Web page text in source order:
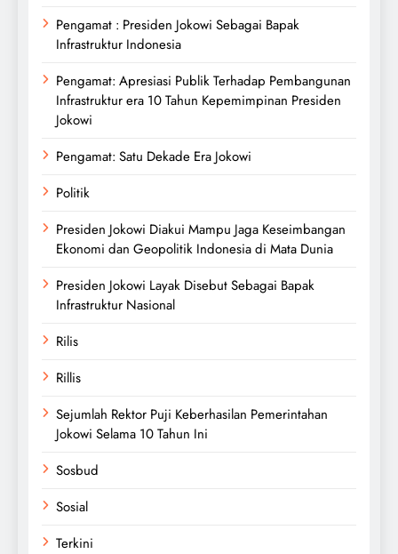
Pengamat : Presiden Jokowi Sebagai Bapak
Infrastruktur Indonesia
Pengamat: Apresiasi Publik Terhadap Pembangunan
Infrastruktur era 10 Tahun Kepemimpinan Presiden
Jokowi
Pengamat: Satu Dekade Era Jokowi
Politik
Presiden Jokowi Diakui Mampu Jaga Keseimbangan
Ekonomi dan Geopolitik Indonesia di Mata Dunia
Presiden Jokowi Layak Disebut Sebagai Bapak
Infrastruktur Nasional
Rilis
Rillis
Sejumlah Rektor Puji Keberhasilan Pemerintahan
Jokowi Selama 10 Tahun Ini
Sosbud
Sosial
Terkini